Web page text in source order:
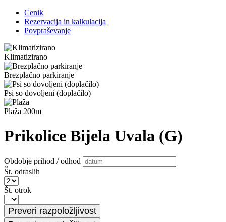
Cenik
Rezervacija in kalkulacija
Povpraševanje
Klimatizirano
Brezplačno parkiranje
Psi so dovoljeni (doplačilo)
Plaža 200m
Prikolice Bijela Uvala (G)
Obdobje prihod / odhod
Št. odraslih
Št. otrok